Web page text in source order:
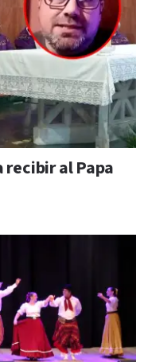
recibir al Papa